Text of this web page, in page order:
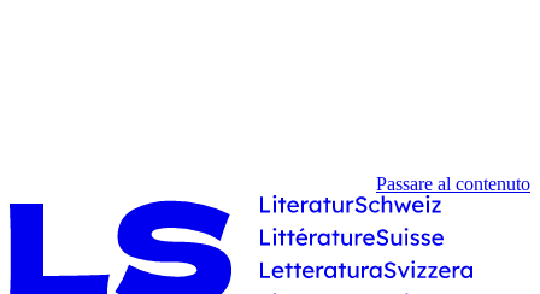
Passare al contenuto